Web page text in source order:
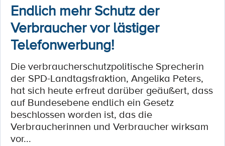
Endlich mehr Schutz der
Verbraucher vor lästiger
Telefonwerbung!
Die verbraucherschutzpolitische Sprecherin
der SPD-Landtagsfraktion, Angelika Peters,
hat sich heute erfreut darüber geäußert, dass
auf Bundesebene endlich ein Gesetz
beschlossen worden ist, das die
Verbraucherinnen und Verbraucher wirksam
vor...